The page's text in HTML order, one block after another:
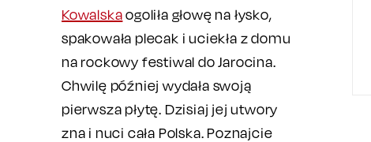
Kowalskaogoliła głowę na łysko,
spakowała plecak i uciekła z domu
na rockowy festiwal do Jarocina.
Chwilę później wydała swoją
pierwsza płytę. Dzisiaj jej utwory
zna i nuci cała Polska. Poznajcie